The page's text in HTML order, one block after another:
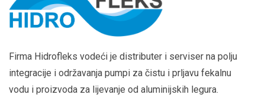
Firma Hidrofleks vodeći je distributer i serviser na polju
integracije i održavanja pumpi za čistu i prljavu fekalnu
vodu i proizvoda za lijevanje od aluminijskih legura.